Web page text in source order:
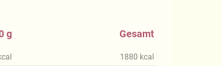
g Gesamt
1880 kcal